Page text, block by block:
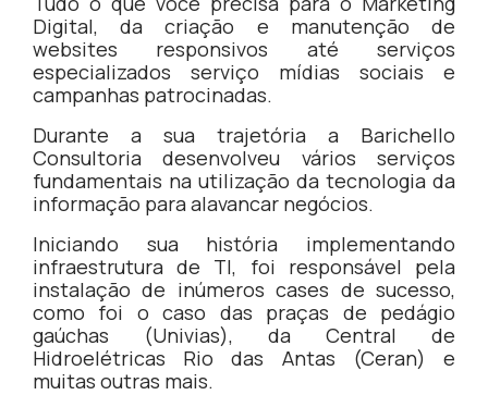
Digital, da criação e manutenção de
websites responsivos até serviços
especializados serviço mídias sociais e
campanhas patrocinadas.
Durante a sua trajetória a Barichello
Consultoria desenvolveu vários serviços
fundamentais na utilização da tecnologia da
informação para alavancar negócios.
Iniciando sua história implementando
infraestrutura de TI, foi responsável pela
instalação de inúmeros cases de sucesso,
como foi o caso das praças de pedágio
gaúchas (Univias), da Central de
Hidroelétricas Rio das Antas (Ceran) e
muitas outras mais.